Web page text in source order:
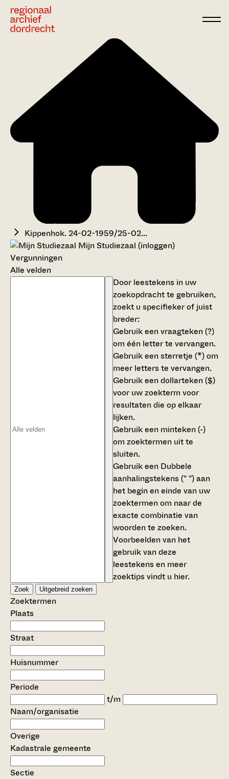
Kippenhok. 24-02-1959/25-02...
Mijn Studiezaal (inloggen)
Vergunningen
Alle velden
Door leestekens in uw
zoekopdracht te gebruiken,
zoekt u specifieker of juist
breder:
Gebruik eenvraagteken (?)
om één letter te vervangen.
Gebruik eensterretje (*)om
meer letters te vervangen.
Gebruik eendollarteken ($)
voor uw zoekterm voor
resultaten die op elkaar
lijken.
Gebruik een minteken (-)
om zoektermen uit te
sluiten.
Gebruik een Dubbele
aanhalingstekens (" ")aan
het begin en einde van uw
zoektermen om naar de
exacte combinatie van
woorden te zoeken.
Voorbeelden van het
gebruik van deze
leestekens en meer
zoektips vindt u hier.
Zoek Uitgebreid zoeken
Zoektermen
Plaats
Straat
Huisnummer
Periode
t/m
Naam/organisatie
Overige
Kadastrale gemeente
Sectie